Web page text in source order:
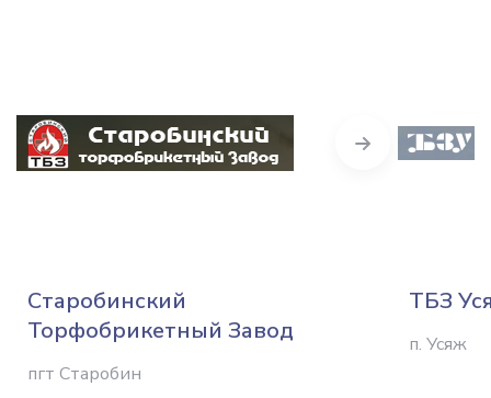
Старобинский
Торфобрикетный Завод
пгт Старобин
ТБЗ
п. Усяж
Next